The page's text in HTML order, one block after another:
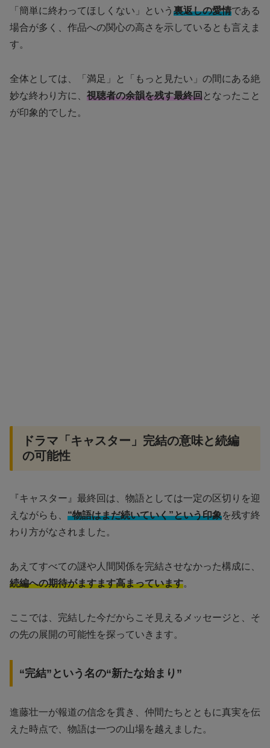
「簡単に終わってほしくない」という 裏返しの愛情である
場合が多く、作品への関心の高さを示しているとも言えま
す。
全体としては、「満足」と「もっと見たい」の間にある絶
妙な終わり方に、 視聴者の余韻を残す最終回となったこと
が印象的でした。
ドラマ「キャスター」完結の意味と続編
の可能性
『キャスター』最終回は、物語としては一定の区切りを迎
えながらも、 “物語はまだ続いていく”という印象を残す終
わり方がなされました。
あえてすべての謎や人間関係を完結させなかった構成に、
続編への期待がますます高まっています。
ここでは、完結した今だからこそ見えるメッセージと、そ
の先の展開の可能性を探っていきます。
“完結”という名の“新たな始まり”
進藤壮一が報道の信念を貫き、仲間たちとともに真実を伝
えた時点で、物語は一つの山場を越えました。